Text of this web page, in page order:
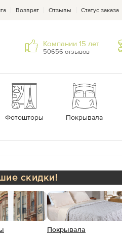
Возврат Отзывы Статус заказа
Компании 15 лет
50656 отзывов
Фотошторы Покрывала
скидки!
Покрывала